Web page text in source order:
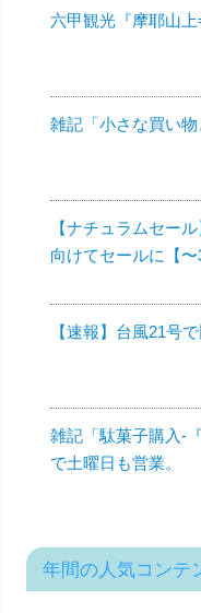
六甲観光『摩耶山
雑記「小さな買い物
【ナチュラムセー
向けてセールに【〜
【速報】台風21号
雑記「駄菓子購入-
で土曜日も営業。
年間の人気コンテ